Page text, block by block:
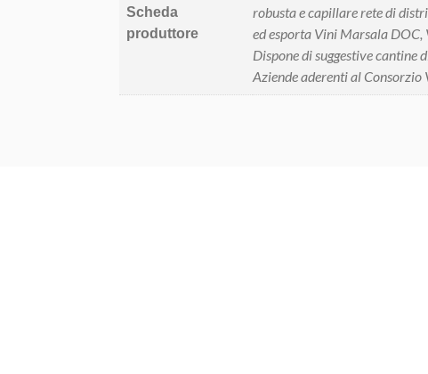
Scheda
produttore
robusta e capillare rete di
ed esporta Vini Marsala
Dispone di suggestive cantine
Aziende aderenti al